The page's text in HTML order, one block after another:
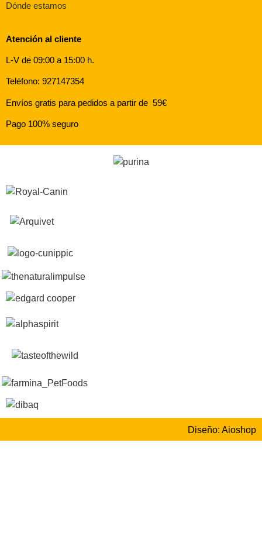
Dónde estamos
Atención al cliente
L-V de 09:00 a 15:00 h.
Teléfono: 927147354
Envíos gratis para pedidos a partir de 59€
Pago 100% seguro
Diseño: Aioshop